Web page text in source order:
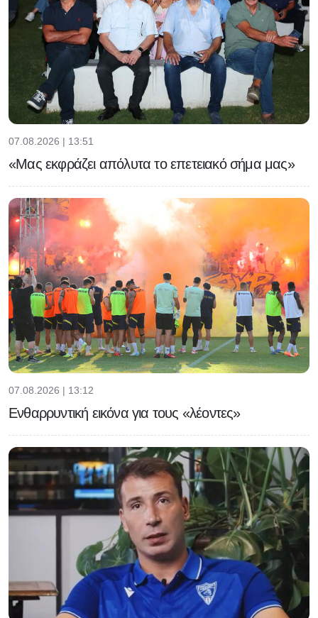
07.08.2026 | 13:51
«Μας εκφράζει απόλυτα το επετειακό σήμα μας»
07.08.2026 | 13:12
Ενθαρρυντική εικόνα για τους «λέοντες»